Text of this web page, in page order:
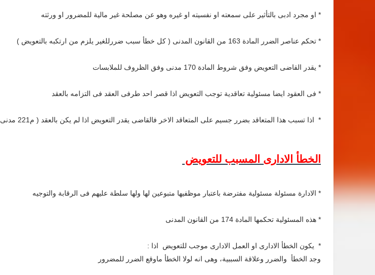
* او مجرد ادبى بالتأثير على سمعته او نفسيته او غيره وهو عن مصلحة غير مالية للمضرور او ورثته
* تحكم عناصر الضرر المادة 163 من القانون المدنى ( كل خطأ سبب ضررللغير يلزم من ارتكبه بالتعويض )
* يقدر القاضى التعويض وفق شروط المادة 170 مدنى وفق الظروف للملابسات
* فى العقود ايضا مسئولية تعاقدية توجب التعويض اذا قصر احد طرفى العقد فى التزامه بالعقد
* اذا تسبب هذا المتعاقد بضرر جسيم على المتعاقد الاخر فالقاضى يقدر التعويض اذا لم يكن بالعقد ( م221 مدنى)
الخطأ الادارى المسبب للتعويض
* الادارة مسئولة مسئولية مفترضة باعتبار موظفيها متبوعين لها ولها سلطة عليهم فى الرقابة والتوجيه
* هذه المسئولية تحكمها المادة 174 من القانون المدنى
* يكون الخطأ الادارى او العمل الادارى موجب للتعويض اذا :
وجد الخطأ والضرر وعلاقة السببية، وهى انه لولا الخطأ ماوقع الضرر للمضرور